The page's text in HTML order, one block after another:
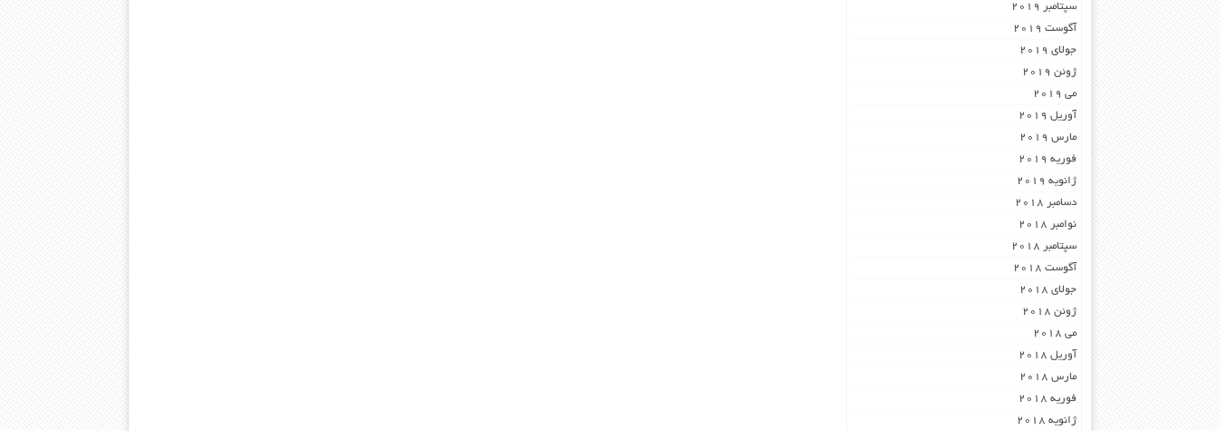
سپتامبر 2019
آگوست 2019
جولای 2019
ژوئن 2019
می 2019
آوریل 2019
مارس 2019
فوریه 2019
ژانویه 2019
دسامبر 2018
نوامبر 2018
سپتامبر 2018
آگوست 2018
جولای 2018
ژوئن 2018
می 2018
آوریل 2018
مارس 2018
فوریه 2018
ژانویه 2018